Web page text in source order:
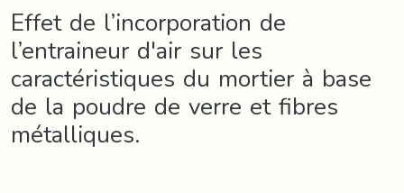
Effet de l’incorporation de
l’entraineur d'air sur les
caractéristiques du mortier à base
de la poudre de verre et fibres
métalliques.